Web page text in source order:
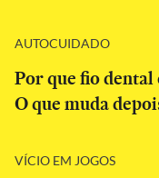
AUTOCUIDADO
Por que fio dental
O que muda
VÍCIO EM JOGOS